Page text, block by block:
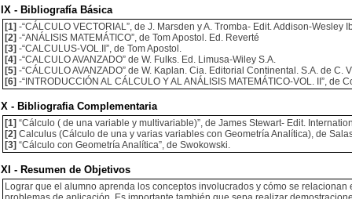
IX - Bibliografía Básica
[1] -“CÁLCULO VECTORIAL”, de J. Marsden y A. Tromba- Edit. Addison-Wesley
[2] -“ANÁLISIS MATEMÁTICO”, de Tom Apostol. Ed. Reverté
[3] -“CALCULUS-VOL.II”, de Tom Apostol.
[4] -“CALCULO AVANZADO” de W. Fulks. Ed. Limusa-Wiley S.A.
[5] -“CÁLCULO AVANZADO” de W. Kaplan. Cia. Editorial Continental. S.A. de C.
[6] -“INTRODUCCIÓN AL CÁLCULO Y AL ANÁLISIS MATEMÁTICO-VOL. II”, de
X - Bibliografia Complementaria
[1] “Cálculo ( de una variable y multivariable)”, de James Stewart- Edit.
[2] Calculus (Cálculo de una y varias variables con Geometría Analítica), de
[3] “Cálculo con Geometría Analítica”, de Swokowski.
XI - Resumen de Objetivos
Lograr que el alumno aprenda los conceptos involucrados y cómo se